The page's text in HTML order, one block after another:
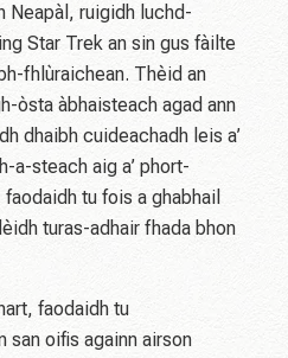
Neapàl, ruigidh luchd-
Star Trek an sin gus fàilte
fhlùraichean. Thèid an
òsta àbhaisteach agad ann
dhaibh cuideachadh leis a’
a-steach aig a’ phort-
tu fois a ghabhail
turas-adhair fhada bhon
faodaidh tu
san oifis againn airson